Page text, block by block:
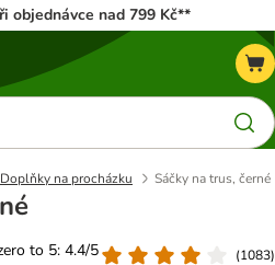
objednávce nad 799 Kč**
Doplňky na procházku Sáčky na trus, černé
to 5: 4.4/5
(1083)